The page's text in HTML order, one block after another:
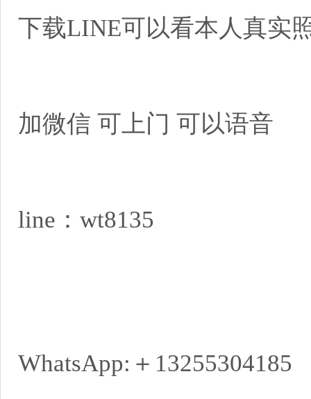
下载LINE可以看本人真
加微信 可上门 可以语
line：wt8135
WhatsApp:＋